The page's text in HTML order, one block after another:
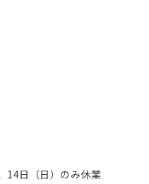
日（日）のみ休業